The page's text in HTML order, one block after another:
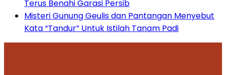
Terus Benahi Garasi Persib
Misteri Gunung Geulis dan Pantangan Menyebut
Kata “Tandur” Untuk Istilah Tanam Padi